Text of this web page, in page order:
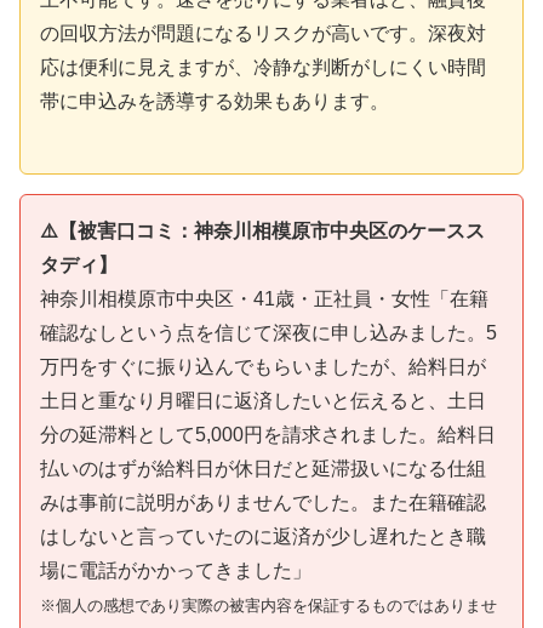
の回収方法が問題になるリスクが高いです。深夜対
応は便利に見えますが、冷静な判断がしにくい時間
帯に申込みを誘導する効果もあります。
⚠️【被害口コミ：神奈川相模原市中央区のケースス
タディ】
神奈川相模原市中央区・41歳・正社員・女性「在籍
確認なしという点を信じて深夜に申し込みました。5
万円をすぐに振り込んでもらいましたが、給料日が
土日と重なり月曜日に返済したいと伝えると、土日
分の延滞料として5,000円を請求されました。給料日
払いのはずが給料日が休日だと延滞扱いになる仕組
みは事前に説明がありませんでした。また在籍確認
はしないと言っていたのに返済が少し遅れたとき職
場に電話がかかってきました」
※個人の感想であり実際の被害内容を保証するものではありませ